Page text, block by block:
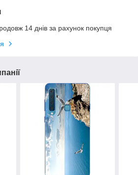
14 днів за рахунок покупця